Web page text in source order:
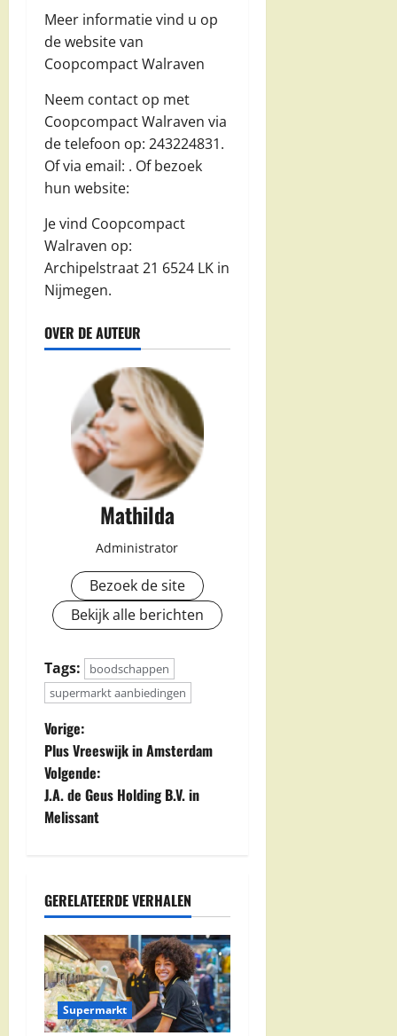
Meer informatie vind u op
de website van
Coopcompact Walraven
Neem contact op met
Coopcompact Walraven via
de telefoon op: 243224831.
Of via email: . Of bezoek
hun website:
Je vind Coopcompact
Walraven op:
Archipelstraat 21 6524 LK in
Nijmegen.
OVER DE AUTEUR
Mathilda
Administrator
Bezoek de site
Bekijk alle berichten
Tags:
boodschappen
supermarkt aanbiedingen
B
e
r
c
h
t
n
Vorige:
Plus Vreeswijk in Amsterdam
Volgende:
J.A. de Geus Holding B.V. in
Melissant
GERELATEERDE VERHALEN
Supermarkt